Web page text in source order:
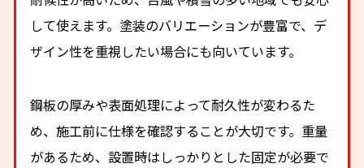
して使えます。塗装のバリエーションが豊富で、デ
ザイン性を重視したい場合にも向いています。
鋼板の厚みや表面処理によって耐久性が変わるた
め、施工前に仕様を確認することが大切です。重量
があるため、設置時はしっかりとした固定が必要で